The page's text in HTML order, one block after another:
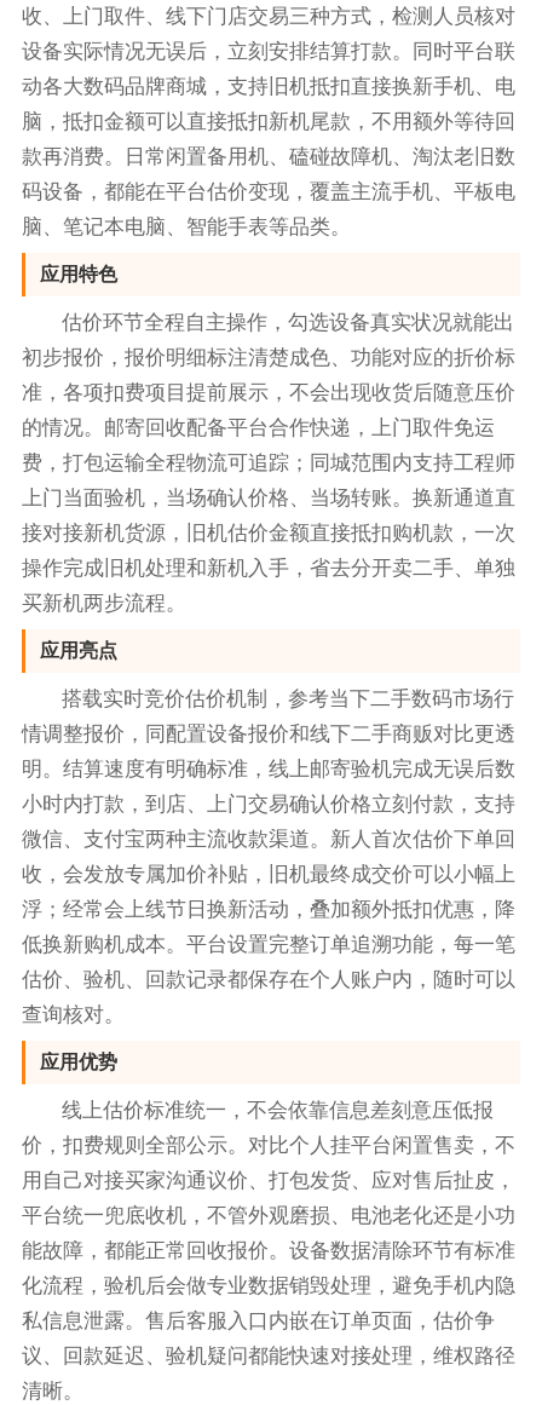
收、上门取件、线下门店交易三种方式，检测人员核对
设备实际情况无误后，立刻安排结算打款。同时平台联
动各大数码品牌商城，支持旧机抵扣直接换新手机、电
脑，抵扣金额可以直接抵扣新机尾款，不用额外等待回
款再消费。日常闲置备用机、磕碰故障机、淘汰老旧数
码设备，都能在平台估价变现，覆盖主流手机、平板电
脑、笔记本电脑、智能手表等品类。
应用特色
估价环节全程自主操作，勾选设备真实状况就能出
初步报价，报价明细标注清楚成色、功能对应的折价标
准，各项扣费项目提前展示，不会出现收货后随意压价
的情况。邮寄回收配备平台合作快递，上门取件免运
费，打包运输全程物流可追踪；同城范围内支持工程师
上门当面验机，当场确认价格、当场转账。换新通道直
接对接新机货源，旧机估价金额直接抵扣购机款，一次
操作完成旧机处理和新机入手，省去分开卖二手、单独
买新机两步流程。
应用亮点
搭载实时竞价估价机制，参考当下二手数码市场行
情调整报价，同配置设备报价和线下二手商贩对比更透
明。结算速度有明确标准，线上邮寄验机完成无误后数
小时内打款，到店、上门交易确认价格立刻付款，支持
微信、支付宝两种主流收款渠道。新人首次估价下单回
收，会发放专属加价补贴，旧机最终成交价可以小幅上
浮；经常会上线节日换新活动，叠加额外抵扣优惠，降
低换新购机成本。平台设置完整订单追溯功能，每一笔
估价、验机、回款记录都保存在个人账户内，随时可以
查询核对。
应用优势
线上估价标准统一，不会依靠信息差刻意压低报
价，扣费规则全部公示。对比个人挂平台闲置售卖，不
用自己对接买家沟通议价、打包发货、应对售后扯皮，
平台统一兜底收机，不管外观磨损、电池老化还是小功
能故障，都能正常回收报价。设备数据清除环节有标准
化流程，验机后会做专业数据销毁处理，避免手机内隐
私信息泄露。售后客服入口内嵌在订单页面，估价争
议、回款延迟、验机疑问都能快速对接处理，维权路径
清晰。